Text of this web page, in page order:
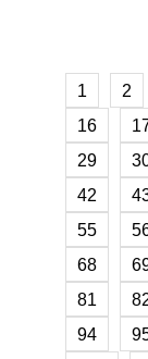
1 2
16
29
42
55
68
81
94